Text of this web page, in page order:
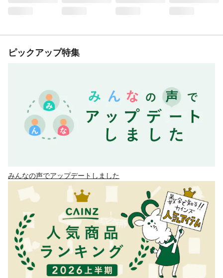
ピックアップ特集
みんなの声でアップデートしました